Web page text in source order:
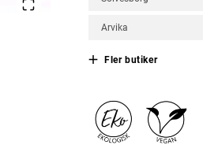
Arvika
Fler butiker